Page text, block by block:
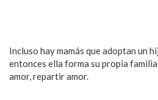
Incluso hay mamás que adoptan un
entonces ella forma su propia
amor, repartir amor.